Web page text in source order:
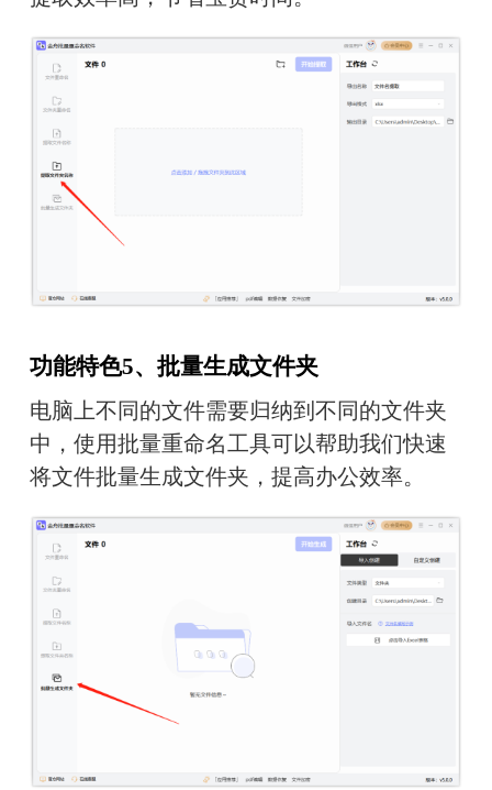
功能特色5、批量生成文件夹
电脑上不同的文件需要归纳到不同的文件夹
中，使用批量重命名工具可以帮助我们快速
将文件批量生成文件夹，提高办公效率。